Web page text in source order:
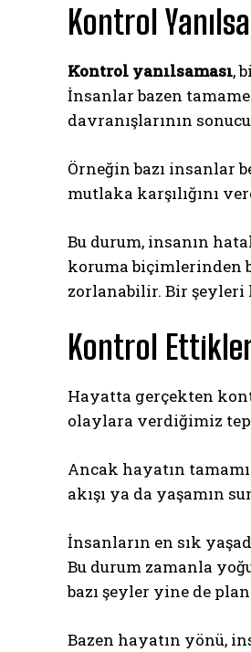
Gizlilik
Kontrol
Kontrol yanılsaması,
İnsanlar bazen
davranışlarının
Örneğin bazı insanlar
mutlaka karşılığını
Bu durum, insanın
koruma biçimlerinden
zorlanabilir. Bir şeyleri
Kontrol
Hayatta gerçekten
olaylara verdiğimiz
Ancak hayatın
akışı ya da yaşamın
İnsanların en sık
Bu durum zamanla
bazı şeyler yine de
Bazen hayatın yönü,